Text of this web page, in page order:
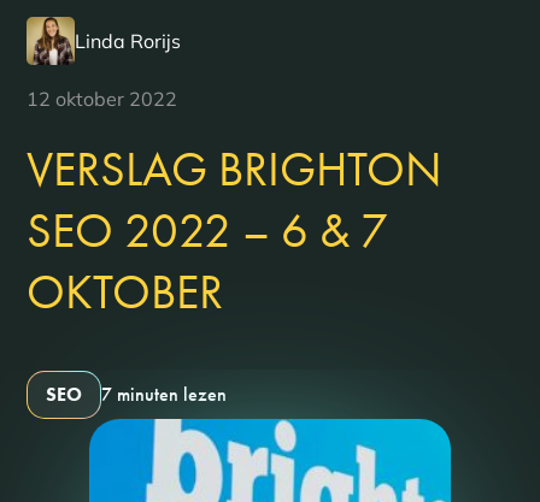
Linda Rorijs
12 oktober 2022
VERSLAG BRIGHTON
SEO 2022 – 6 & 7
OKTOBER
SEO 7 minuten lezen